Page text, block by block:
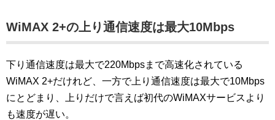
WiMAX 2+の上り通信速度は最大10Mbps
下り通信速度は最大で220Mbpsまで高速化されている
WiMAX 2+だけれど、一方で上り通信速度は最大で10Mbps
にとどまり、上りだけで言えば初代のWiMAXサービスより
も速度が遅い。